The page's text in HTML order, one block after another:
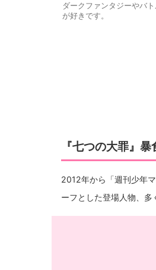
ダークファンタジーやバ
が好きです。
『七つの大罪』
2012年から「週刊少年
ーフとした登場人物、多